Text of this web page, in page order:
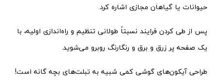
حیوانات یا گیاهان مجازی اشاره کرد.
پس از طی کردن فرایند نسبتاً طولانی تنظیم و راه‌اندازی اولیه، با
یک صفحه پر زرق و برق و رنگارنگ روبرو می‌شوید.
طراحی آیکون‌های گوشی کمی شبیه به تبلت‌های بچه گانه است!